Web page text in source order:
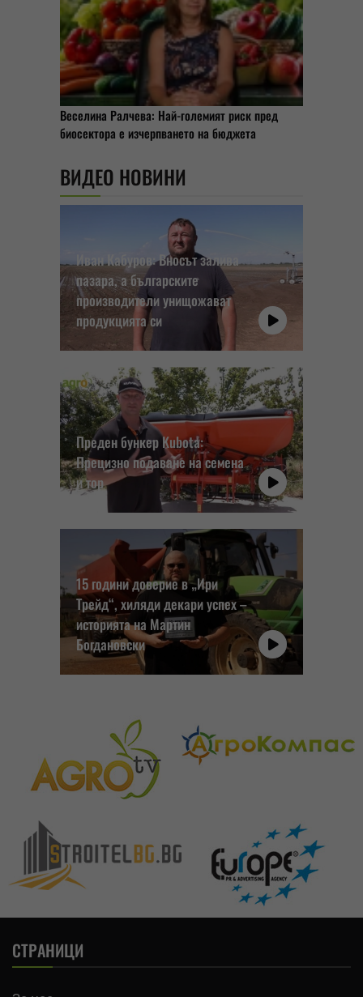
Веселина Ралчева: Най-големият риск пред
биосектора е изчерпването на бюджета
ВИДЕО НОВИНИ
Иван Кабуров: Вносът залива
пазара, а българските
производители унищожават
продукцията си
Преден бункер Kubota:
Прецизно подаване на семена
и тор
15 години доверие в „Ири
Трейд“, хиляди декари успех –
историята на Мартин
Богдановски
СТРАНИЦИ